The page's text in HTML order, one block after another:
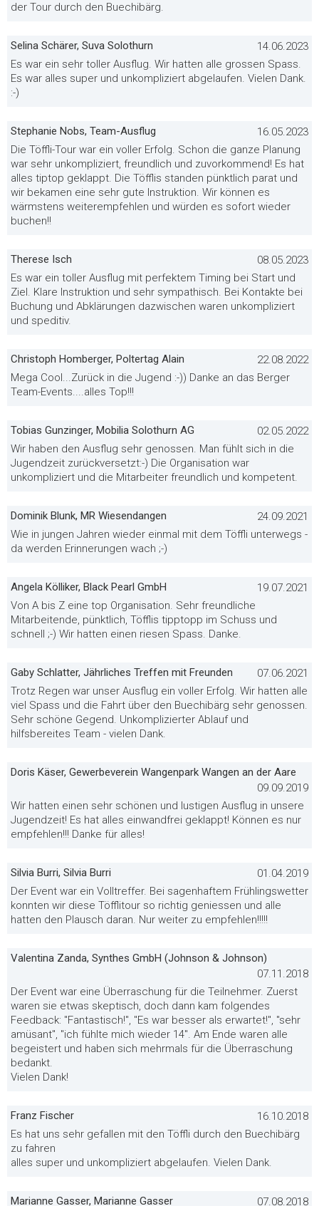
der Tour durch den Buechibärg.
Selina Schärer, Suva Solothurn
14.06.2023
Es war ein sehr toller Ausflug. Wir hatten alle grossen Spass.
Es war alles super und unkompliziert abgelaufen. Vielen Dank.
:-)
Stephanie Nobs, Team-Ausflug
16.05.2023
Die Töffli-Tour war ein voller Erfolg. Schon die ganze Planung
war sehr unkompliziert, freundlich und zuvorkommend! Es hat
alles tiptop geklappt. Die Töfflis standen pünktlich parat und
wir bekamen eine sehr gute Instruktion. Wir können es
wärmstens weiterempfehlen und würden es sofort wieder
buchen!!
Therese Isch
08.05.2023
Es war ein toller Ausflug mit perfektem Timing bei Start und
Ziel. Klare Instruktion und sehr sympathisch. Bei Kontakte bei
Buchung und Abklärungen dazwischen waren unkompliziert
und speditiv.
Christoph Homberger, Poltertag Alain
22.08.2022
Mega Cool...Zurück in die Jugend :-)) Danke an das Berger
Team-Events....alles Top!!!
Tobias Gunzinger, Mobilia Solothurn AG
02.05.2022
Wir haben den Ausflug sehr genossen. Man fühlt sich in die
Jugendzeit zurückversetzt:-) Die Organisation war
unkompliziert und die Mitarbeiter freundlich und kompetent.
Dominik Blunk, MR Wiesendangen
24.09.2021
Wie in jungen Jahren wieder einmal mit dem Töffli unterwegs -
da werden Erinnerungen wach ;-)
Angela Kölliker, Black Pearl GmbH
19.07.2021
Von A bis Z eine top Organisation. Sehr freundliche
Mitarbeitende, pünktlich, Töfflis tipptopp im Schuss und
schnell ;-) Wir hatten einen riesen Spass. Danke.
Gaby Schlatter, Jährliches Treffen mit Freunden
07.06.2021
Trotz Regen war unser Ausflug ein voller Erfolg. Wir hatten alle
viel Spass und die Fahrt über den Buechibärg sehr genossen.
Sehr schöne Gegend. Unkomplizierter Ablauf und
hilfsbereites Team - vielen Dank.
Doris Käser, Gewerbeverein Wangenpark Wangen an der Aare
09.09.2019
Wir hatten einen sehr schönen und lustigen Ausflug in unsere
Jugendzeit! Es hat alles einwandfrei geklappt! Können es nur
empfehlen!!! Danke für alles!
Silvia Burri, Silvia Burri
01.04.2019
Der Event war ein Volltreffer. Bei sagenhaftem Frühlingswetter
konnten wir diese Töfflitour so richtig geniessen und alle
hatten den Plausch daran. Nur weiter zu empfehlen!!!!!
Valentina Zanda, Synthes GmbH (Johnson & Johnson)
07.11.2018
Der Event war eine Überraschung für die Teilnehmer. Zuerst
waren sie etwas skeptisch, doch dann kam folgendes
Feedback: "Fantastisch!", "Es war besser als erwartet!", "sehr
amüsant", "ich fühlte mich wieder 14". Am Ende waren alle
begeistert und haben sich mehrmals für die Überraschung
bedankt.
Vielen Dank!
Franz Fischer
16.10.2018
Es hat uns sehr gefallen mit den Töffli durch den Buechibärg
zu fahren
alles super und unkompliziert abgelaufen. Vielen Dank.
Marianne Gasser, Marianne Gasser 07.08.2018